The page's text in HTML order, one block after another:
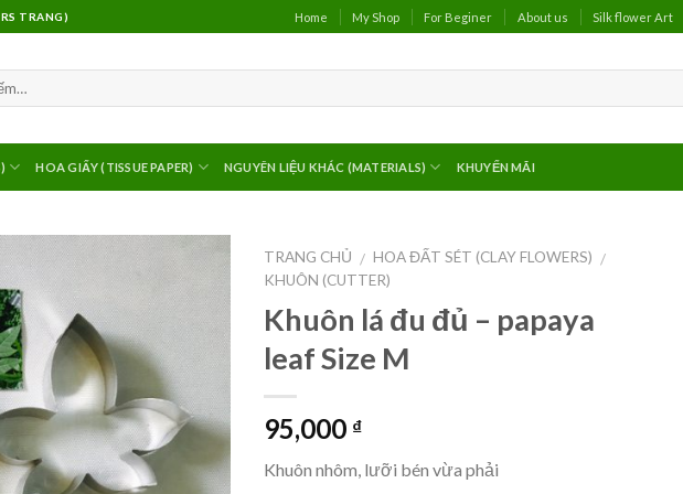
TRANG) Home My Shop For Beginer About us Silk flower Art
HOA GIẤY (TISSUE PAPER) NGUYÊN LIỆU KHÁC (MATERIALS) KHUYẾN MÃI
TRANG CHỦ / HOA ĐẤT SÉT (CLAY FLOWERS) /
KHUÔN (CUTTER)
Khuôn lá đu đủ – papaya
leaf Size M
95,000 ₫
Khuôn nhôm, lưỡi bén vừa phải